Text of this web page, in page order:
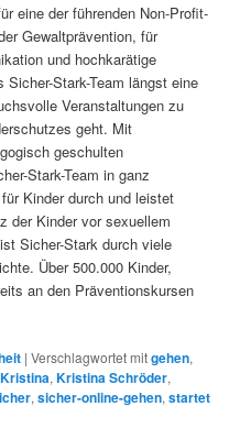
eine der führenden Non-Profit-
Gewaltprävention, für
und hochkarätige
Stark-Team längst eine
Veranstaltungen zu
geht. Mit
geschulten
Stark-Team in ganz
Kinder durch und leistet
der Kinder vor sexuellem
Sicher-Stark durch viele
Über 500.000 Kinder,
an den Präventionskursen
|Verschlagwortet mitgehen,
Kristina,Kristina Schröder,
,sicher-online-gehen,startet